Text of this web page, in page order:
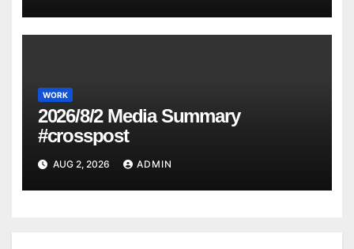
WORK
2026/8/2 Media Summary
#crosspost
AUG 2, 2026 ADMIN